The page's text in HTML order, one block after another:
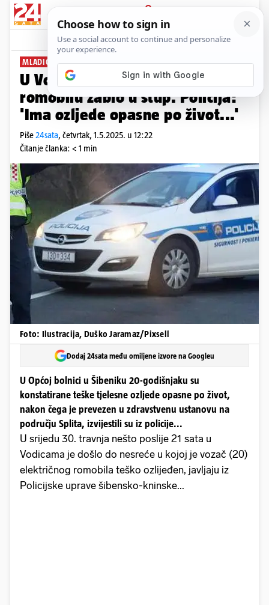
PRIJAVA
News Komentari
MLADIĆ (20) TEŠKO STRADAO
U Vodicama se na električnom
romobilu zabio u stup. Policija:
'Ima ozljede opasne po život...'
Piše24sata, četvrtak, 1.5.2025. u 12:22
Čitanje članka: < 1 min
Foto: Ilustracija, Duško Jaramaz/Pixsell
Dodaj 24sata među omiljene izvore na Googleu
U Općoj bolnici u Šibeniku 20-godišnjaku su
konstatirane teške tjelesne ozljede opasne po život,
nakon čega je prevezen u zdravstvenu ustanovu na
području Splita, izvijestili su iz policije...
U srijedu 30. travnja nešto poslije 21 sata u
Vodicama je došlo do nesreće u kojoj je vozač (20)
električnog romobila teško ozlijeđen, javljaju iz
Policijske uprave šibensko-kninske...